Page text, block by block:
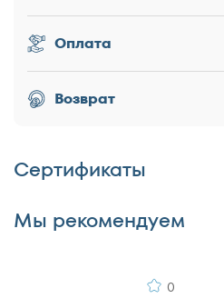
180x195
180x200
200x190
Заголовок
Оценка товара
Достоинства
Оплата
Возврат
Сертификаты
Мы рекомендуем
0